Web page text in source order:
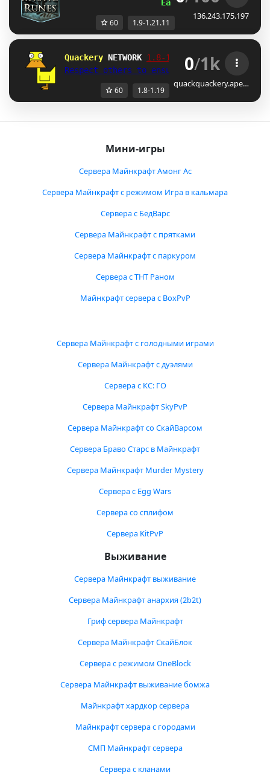
Easter Egg Hunt
136.243.175.197
60 1.9-1.21.11
Quackery NETWORK 1.8-1.19
Respect others to ensure a fun game!
0/1k
quackquackery.ape…
60 1.8-1.19
Мини-игры
Сервера Майнкрафт Амонг Ас
Сервера Майнкрафт с режимом Игра в кальмара
Сервера с БедВарс
Сервера Майнкрафт с прятками
Сервера Майнкрафт с паркуром
Сервера с ТНТ Раном
Майнкрафт сервера с BoxPvP
Сервера Майнкрафт с голодными играми
Сервера Майнкрафт с дуэлями
Сервера с КС: ГО
Сервера Майнкрафт SkyPvP
Сервера Майнкрафт со СкайВарсом
Сервера Браво Старс в Майнкрафт
Сервера Майнкрафт Murder Mystery
Сервера с Egg Wars
Сервера со сплифом
Сервера KitPvP
Выживание
Сервера Майнкрафт выживание
Сервера Майнкрафт анархия (2b2t)
Гриф сервера Майнкрафт
Сервера Майнкрафт СкайБлок
Сервера с режимом OneBlock
Сервера Майнкрафт выживание бомжа
Майнкрафт хардкор сервера
Майнкрафт сервера с городами
СМП Майнкрафт сервера
Сервера с кланами